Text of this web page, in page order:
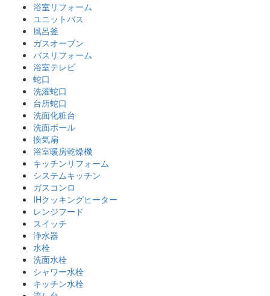
浴室リフォーム
ユニットバス
風呂釜
ガスオーブン
バスリフォーム
浴室テレビ
蛇口
洗濯蛇口
台所蛇口
洗面化粧台
洗面ボール
換気扇
浴室暖房乾燥機
キッチンリフォーム
システムキッチン
ガスコンロ
IHクッキングヒーター
レンジフード
スイッチ
浄水器
水栓
洗面水栓
シャワー水栓
キッチン水栓